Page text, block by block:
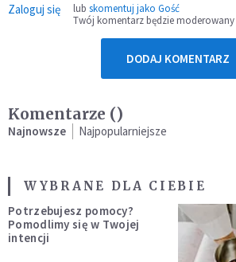
Zaloguj się lub skomentuj jako Gość
Twój komentarz będzie moderowany
DODAJ KOMENTARZ
Komentarze ()
Najnowsze Najpopularniejsze
WYBRANE DLA CIEBIE
Potrzebujesz pomocy?
Pomodlimy się w Twojej
intencji